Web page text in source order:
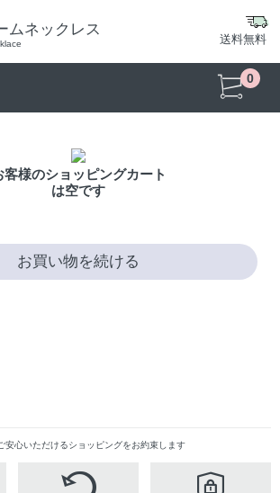
ムネックレス
送料無料
0
客様のショッピングカート
は空です
お買い物を続ける
安心いただけるショッピングをお約束します